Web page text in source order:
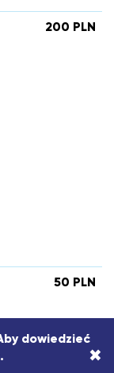
200 PLN
50 PLN
dowiedzieć
. ×